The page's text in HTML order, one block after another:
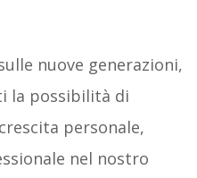
nuove generazioni,
la possibilità di
personale,
nel nostro